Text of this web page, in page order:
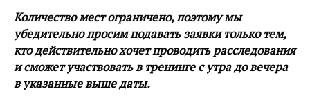
Количество мест ограничено, поэтому мы
убедительно просим подавать заявки только тем,
кто действительно хочет проводить расследования
и сможет участвовать в тренинге с утра до вечера
в указанные выше даты.